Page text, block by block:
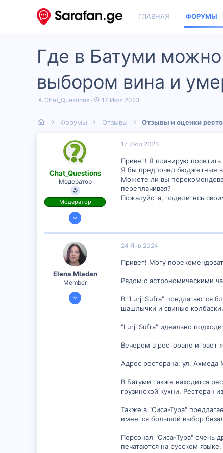
ГЛАВНАЯ ФОРУМЫ
Где в Батуми
выбором вина и
А
о
Chat_Questions
Д
а
17 Июл 2023
Форумы Отзывы Отзывы и оценки
Chat_Questions
Модератор
Модератор
17 Июл 2023
17 Июл 2023
Привет! Я планирую
Я бы предпочел бюджетные
Можете ли вы
переплачивая?
Пожалуйста, поделитесь
Elena Mladan
Member
29 Ноя 2023
24 Янв 2024
Привет! Могу
Рядом с астрономическими
В "Lurji Sufra" предлагаются
шашлычки и свиные
"Lurji Sufra" идеально
Вечером в ресторане играет
Адрес ресторана: ул.
В Батуми также находится
грузинской кухни. Ресторан
Также в "Сиса-Тура"
имеется большой выбор
Персонал "Сиса-Тура" очень
печатаются на русском языке.